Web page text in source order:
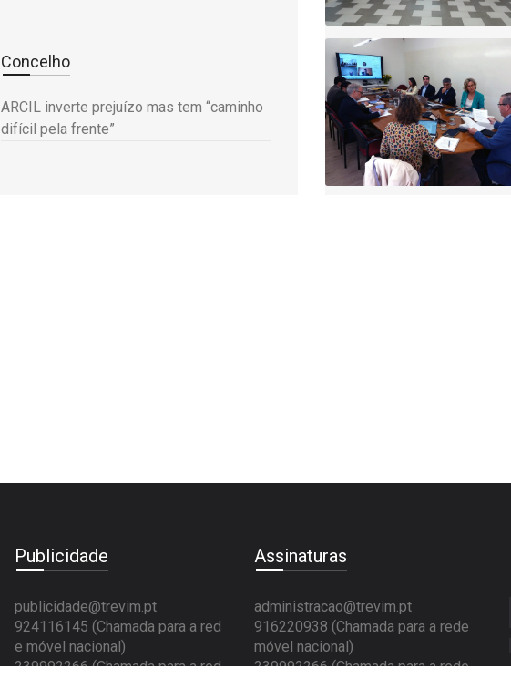
Concelho
ARCIL inverte prejuízo mas tem “caminho
difícil pela frente”
Publicidade
publicidade@trevim.pt
924116145 (Chamada para a red
e móvel nacional)
239992266 (Chamada para a red
Assinaturas
administracao@trevim.pt
916220938 (Chamada para a rede
móvel nacional)
239992266 (Chamada para a rede